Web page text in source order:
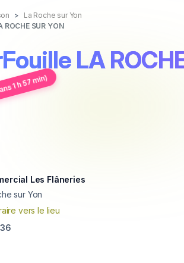
La Roche sur Yon
ROCHE SUR YON
LA
1 h 57 min)
Les Flâneries
sur Yon
vers le lieu